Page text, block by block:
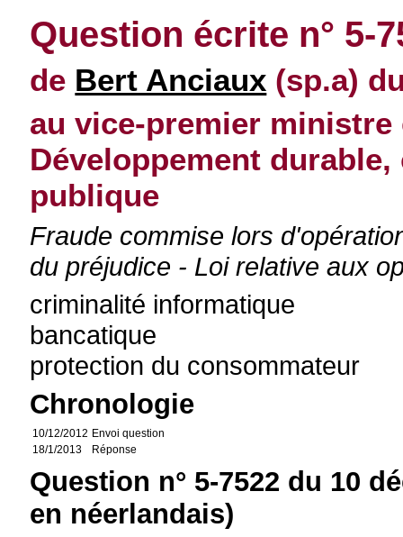
Question écrite n° 5-
de Bert Anciaux (sp.a)
au vice-premier
Développement
publique
Fraude commise lors
du préjudice - Loi relative aux
criminalité informatique
bancatique
protection du consommateur
Chronologie
10/12/2012 Envoi question
18/1/2013
Réponse
Question n° 5-7522 du 10
en néerlandais)